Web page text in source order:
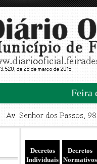
Feira
Decretos
Individuais
Decretos
Normativos